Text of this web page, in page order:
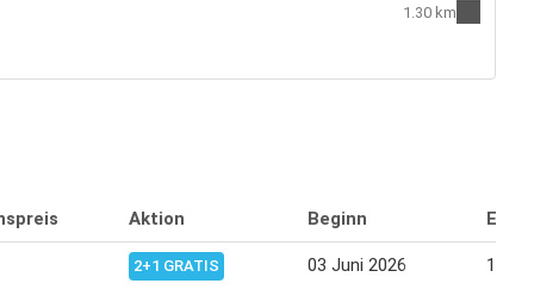
1.30 km
Aktion Beginn
2+1 GRATIS 03 Juni 2026 10